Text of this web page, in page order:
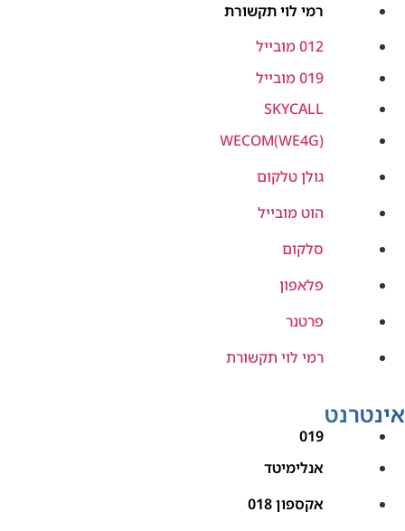
רמי לוי תקשורת
012 מובייל
019 מובייל
SKYCALL
WECOM(WE4G)
גולן טלקום
הוט מובייל
סלקום
פלאפון
פרטנר
רמי לוי תקשורת
אינטרנט
019
אנלימיטד
אקספון 018